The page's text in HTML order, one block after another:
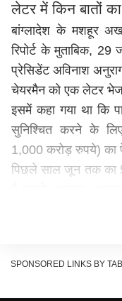
लेटर में किन बातों
बांग्लादेश के मशहूर
रिपोर्ट के मुताबिक, 29
प्रेसिडेंट अविनाश
चेयरमैन को एक लेटर
इसमें कहा गया था कि
सुनिश्चित करने के
1,000 करोड़ रुपये) का
पिछले साल जून तक का
बिजली की सप्लाई
SPONSORED LINKS BY